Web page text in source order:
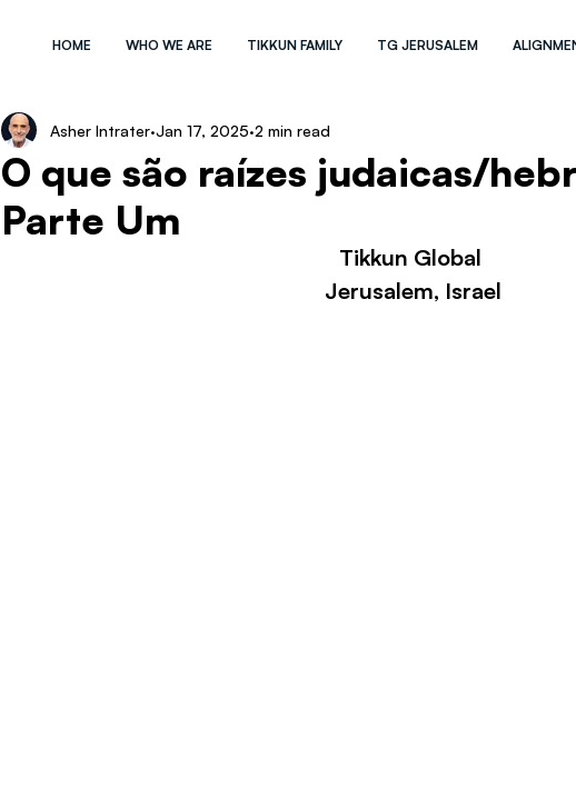
HOME WHO WE ARE TIKKUN FAMILY TG JERUSALEM
O que são raízes judaicas/
Parte Um
Asher Intrater Jan 17, 2025 2 min read
Tikkun Global
Jerusalem, Israel